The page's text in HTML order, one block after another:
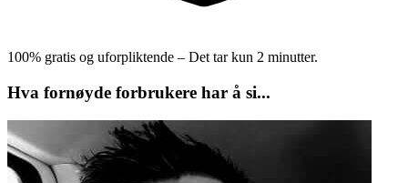
100% gratis og uforpliktende – Det tar kun 2 minutter.
Hva fornøyde forbrukere har å si...